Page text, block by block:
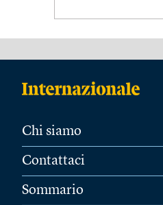
Chi siamo
Contattaci
Sommario